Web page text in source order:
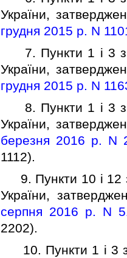
України,
грудня 2015 р. N
7. Пункти 1 i 3
України,
грудня 2015 р. N
8. Пункти 1 i 3
України,
березня 2016 р. N
1112).
9. Пункти 10 i 12
України,
серпня 2016 р. N
2202).
10. Пункти 1 i 3